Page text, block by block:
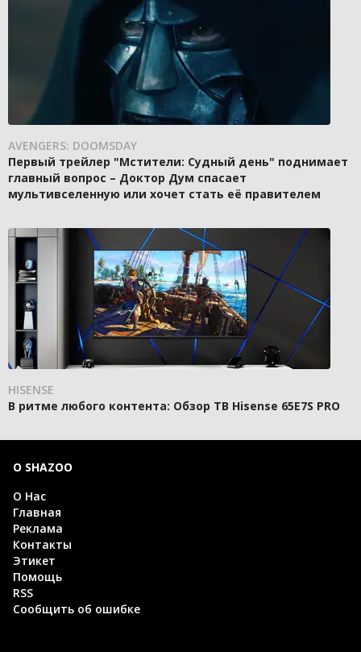
AVENGERS: DOOMSDAY
Первый трейлер "Мстители: Судный день" поднимает
главный вопрос – Доктор Дум спасает
мультивселенную или хочет стать её правителем
HISENSE
В ритме любого контента: Обзор ТВ Hisense 65E7S PRO
О SHAZOO
О Нас
Главная
Реклама
Контакты
Этикет
Помощь
RSS
Сообщить об ошибке